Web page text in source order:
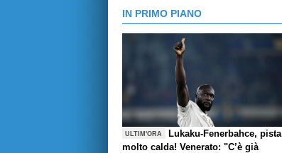
IN PRIMO PIANO
ULTIM'ORA
Lukaku-Fenerbahce, pista
molto calda! Venerato: "C’è già